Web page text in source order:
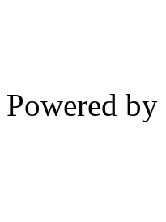
Powered by